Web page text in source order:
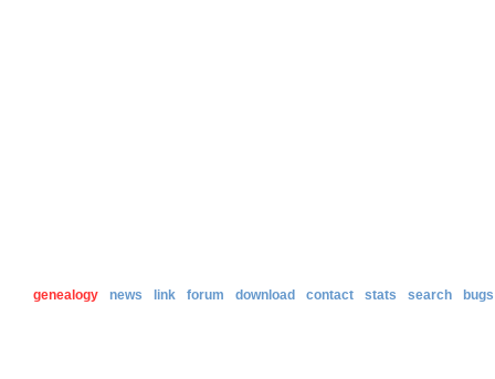
genealogy news link forum download contact stats search bugs